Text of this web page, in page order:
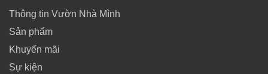
Thông tin Vườn Nhà Mình
Sản phẩm
Khuyến mãi
Sự kiện